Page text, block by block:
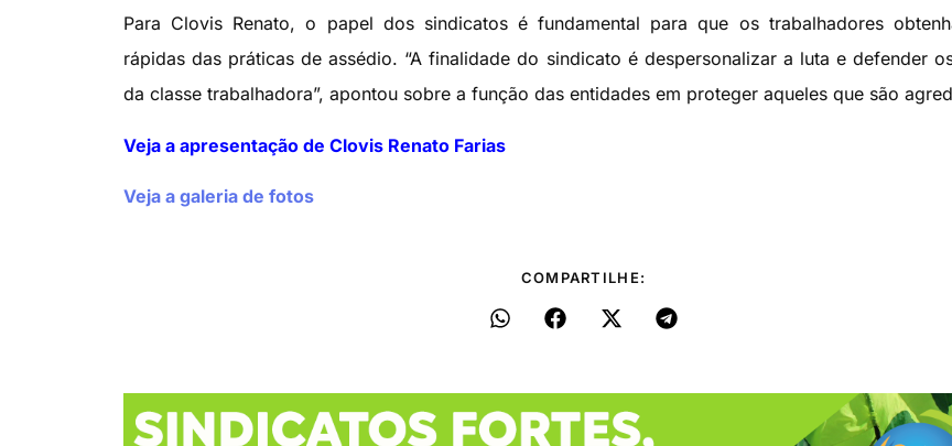
Para Clovis Renato, o papel dos sindicatos é fundamental para que os trabalhadores
rápidas das práticas de assédio. “A finalidade do sindicato é despersonalizar a luta e defender
da classe trabalhadora”, apontou sobre a função das entidades em proteger aqueles que são
Veja a apresentação de Clovis Renato Farias
Veja a galeria de fotos
COMPARTILHE: